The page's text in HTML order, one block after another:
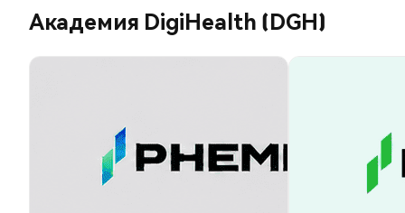
Академия DigiHealth (DGH)